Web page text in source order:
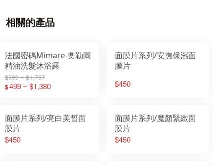
相關的產品
法國密碼Mimare-奧勒岡
精油洗髮沐浴露
$599 ~ $1,797
$499 ~ $1,380
面膜片系列/安撫保濕面
膜片
$450
面膜片系列/亮白美晳面
膜片
$450
面膜片系列/魔顏緊緻面
膜片
$450